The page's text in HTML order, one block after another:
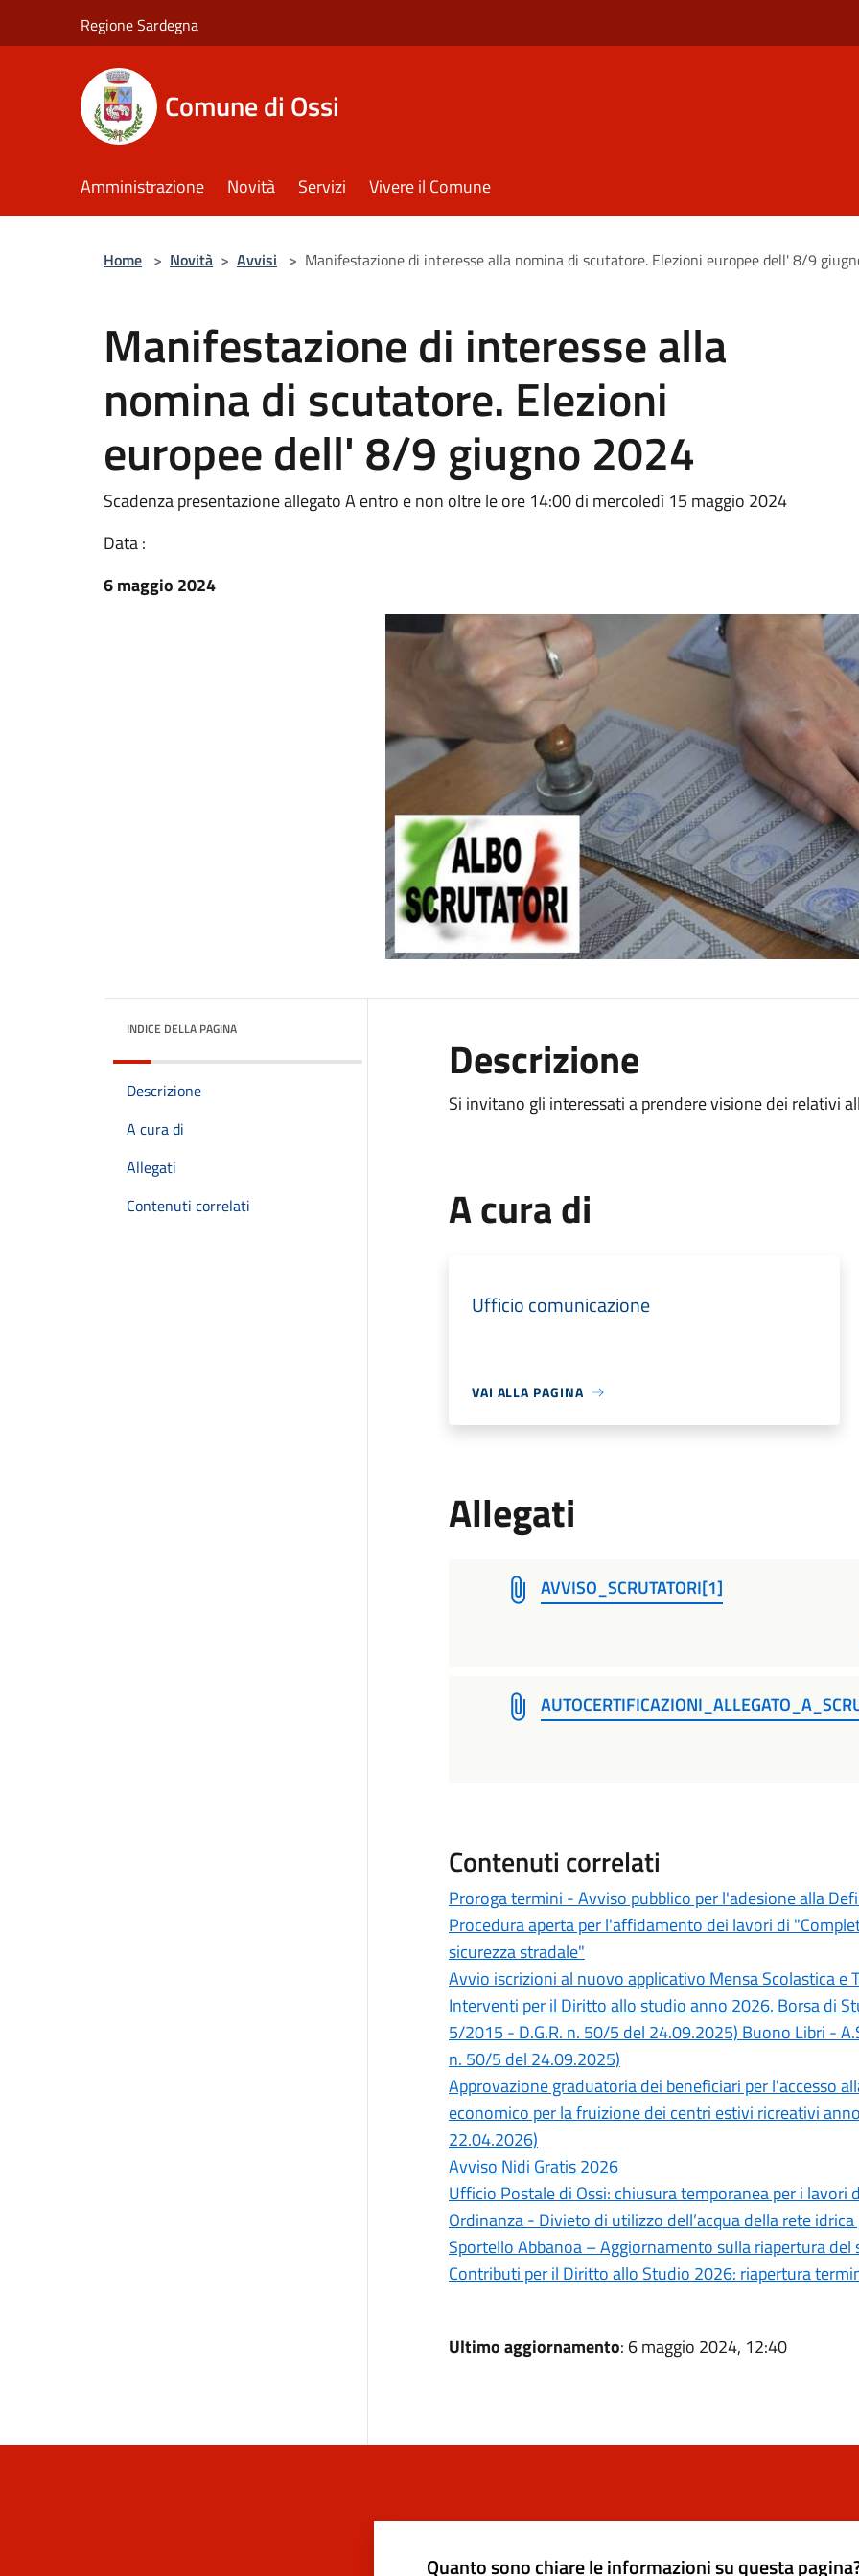
Regione Sardegna
Comune di Ossi
Amministrazione Novità Servizi Vivere il Comune
Home > Novità > Avvisi > Manifestazione di interesse alla nomina di scutatore. Elezioni europee dell' 8/9
Manifestazione di interesse alla
nomina di scutatore. Elezioni
europee dell' 8/9 giugno 2024
Scadenza presentazione allegato A entro e non oltre le ore 14:00 di mercoledì 15 maggio 2024
Data :
6 maggio 2024
INDICE DELLA PAGINA
Descrizione
A cura di
Allegati
Contenuti correlati
Descrizione
Si invitano gli interessati a prendere visione dei relativi
A cura di
Ufficio comunicazione
VAI ALLA PAGINA
Allegati
AVVISO_SCRUTATORI[1]
Contenuti correlati
Proroga termini - Avviso pubblico per l'adesione alla
Procedura aperta per l'affidamento dei lavori di
sicurezza stradale"
Avvio iscrizioni al nuovo applicativo Mensa Scolastica e
Interventi per il Diritto allo studio anno 2026. Borsa di
5/2015 - D.G.R. n. 50/5 del 24.09.2025) Buono Libri -
n. 50/5 del 24.09.2025)
Approvazione graduatoria dei beneficiari per l'accesso
economico per la fruizione dei centri estivi ricreativi
22.04.2026)
Avviso Nidi Gratis 2026
Ufficio Postale di Ossi: chiusura temporanea per i lavori
Ordinanza - Divieto di utilizzo dell’acqua della rete
Sportello Abbanoa – Aggiornamento sulla riapertura del
Contributi per il Diritto allo Studio 2026: riapertura
Ultimo aggiornamento: 6 maggio 2024, 12:40
Quanto sono chiare le informazioni su questa